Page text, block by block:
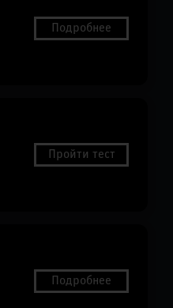
Подробнее
Пройти тест
Подробнее